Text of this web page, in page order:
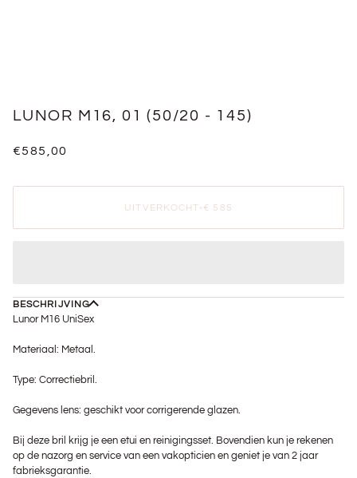
LUNOR M16, 01 (50/20 - 145)
€585,00
UITVERKOCHT € 585
BESCHRIJVING
Lunor M16 UniSex
Materiaal: Metaal.
Type: Correctiebril.
Gegevens lens: geschikt voor corrigerende glazen.
Bij deze bril krijg je een etui en reinigingsset. Bovendien kun je rekenen
op de nazorg en service van een vakopticien en geniet je van 2 jaar
fabrieksgarantie.